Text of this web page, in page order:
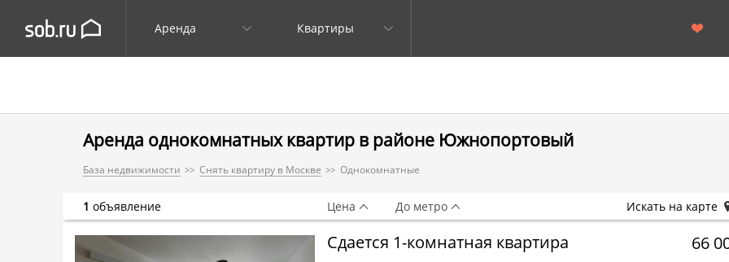
Аренда Квартиры
Аренда однокомнатных квартир в районе Южнопортовый
База недвижимости Снять квартиру в Москве Однокомнатные
Сдается 1-комнатная квартира 66
1 объявление Цена До метро Искать на карте